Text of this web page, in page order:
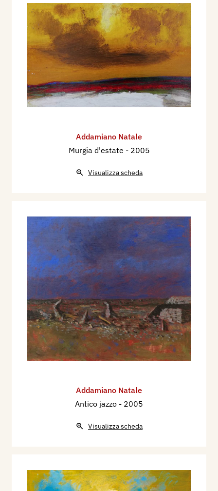
Addamiano Natale
Murgia d'estate - 2005
Visualizza scheda
Addamiano Natale
Antico jazzo - 2005
Visualizza scheda